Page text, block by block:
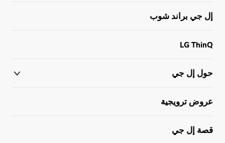
إل جي براند شوب
LG ThinQ
حول إل جي
عروض ترويجية
قصة إل جي